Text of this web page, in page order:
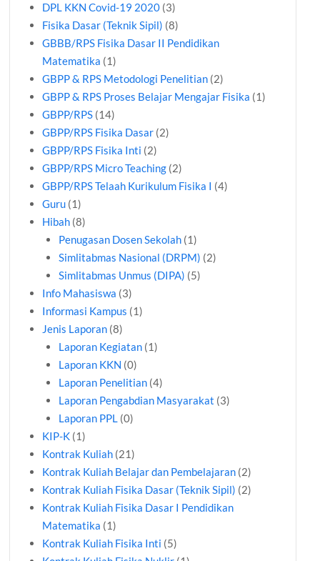
DPL KKN Covid-19 2020 (3)
Fisika Dasar (Teknik Sipil) (8)
GBBB/RPS Fisika Dasar II Pendidikan
Matematika (1)
GBPP & RPS Metodologi Penelitian (2)
GBPP & RPS Proses Belajar Mengajar Fisika (1)
GBPP/RPS (14)
GBPP/RPS Fisika Dasar (2)
GBPP/RPS Fisika Inti (2)
GBPP/RPS Micro Teaching (2)
GBPP/RPS Telaah Kurikulum Fisika I (4)
Guru (1)
Hibah (8)
Penugasan Dosen Sekolah(1)
Simlitabmas Nasional (DRPM) (2)
Simlitabmas Unmus (DIPA) (5)
Info Mahasiswa (3)
Informasi Kampus (1)
Jenis Laporan (8)
Laporan Kegiatan(1)
Laporan KKN (0)
Laporan Penelitian(4)
Laporan Pengabdian Masyarakat (3)
Laporan PPL(0)
KIP-K (1)
Kontrak Kuliah (21)
Kontrak Kuliah Belajar dan Pembelajaran (2)
Kontrak Kuliah Fisika Dasar (Teknik Sipil) (2)
Kontrak Kuliah Fisika Dasar I Pendidikan
Matematika (1)
Kontrak Kuliah Fisika Inti (5)